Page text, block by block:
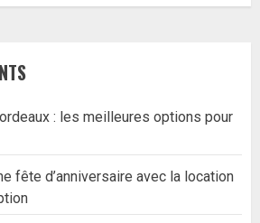
: les meilleures options pour
fête d’anniversaire avec la location